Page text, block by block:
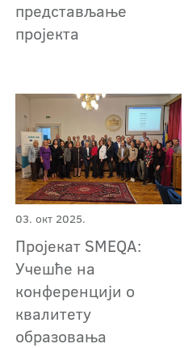
представљање
пројекта
03. окт 2025.
Пројекат SMEQA:
Учешће нa
конференцији о
квалитету
образовања